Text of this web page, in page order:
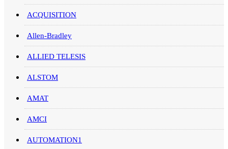
ACQUISITION
Allen-Bradley
ALLIED TELESIS
ALSTOM
AMAT
AMCI
AUTOMATION1